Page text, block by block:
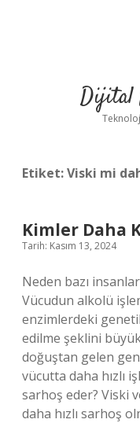
Dijital
Etiket:Viski mi
Kimler Daha
Tarih: Kasım 13, 2024
Neden bazı
Vücudun alkolü
enzimlerdeki
edilme şeklini
doğuştan gelen
vücutta daha hızlı
sarhoş eder? Viski
daha hızlı sarhoş